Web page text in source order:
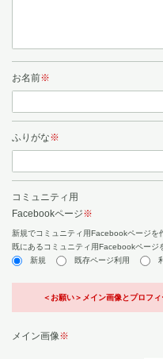
お名前※
ふりがな※
コミュニティ用
Facebookページ※
新規でコミュニティ用Facebookページを
既にあるコミュニティ用Facebookページ
新規
既存ページ利用
＜お願い＞メイン画像とプロフ
メイン画像※